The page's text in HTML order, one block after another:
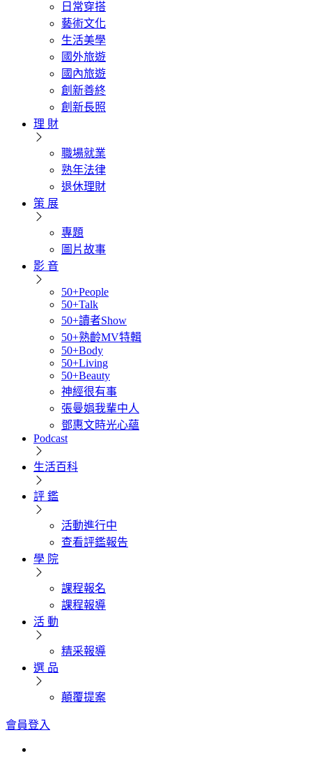
日常穿搭
藝術文化
生活美學
國外旅遊
國內旅遊
創新善終
創新長照
理 財
職場就業
熟年法律
退休理財
策 展
專題
圖片故事
影 音
50+People
50+Talk
50+讀者Show
50+熟齡MV特輯
50+Body
50+Living
50+Beauty
神經很有事
張曼娟我輩中人
鄧惠文時光心蘊
Podcast
生活百科
評 鑑
活動進行中
查看評鑑報告
學 院
課程報名
課程報導
活 動
精采報導
選 品
顛覆提案
會員登入